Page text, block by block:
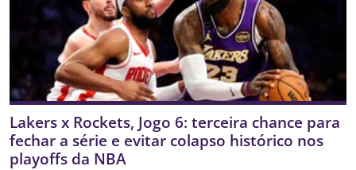
Lakers x Rockets, Jogo 6: terceira chance para
fechar a série e evitar colapso histórico nos
playoffs da NBA